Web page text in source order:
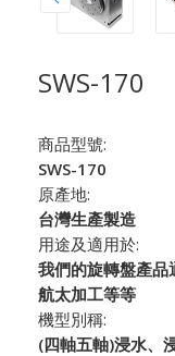
SWS-170
商品型號:
SWS-170
原產地:
台灣生產製造
用途及適用於:
我們的旋轉盤產品
航太加工等等
機型別稱:
(四軸五軸)浸水、